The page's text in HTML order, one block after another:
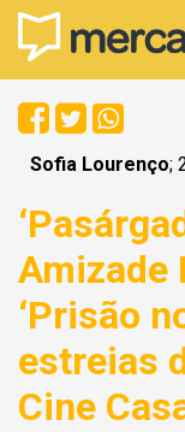
Sofia Lourenço;
Amizade
‘Prisão
estreias
Cine